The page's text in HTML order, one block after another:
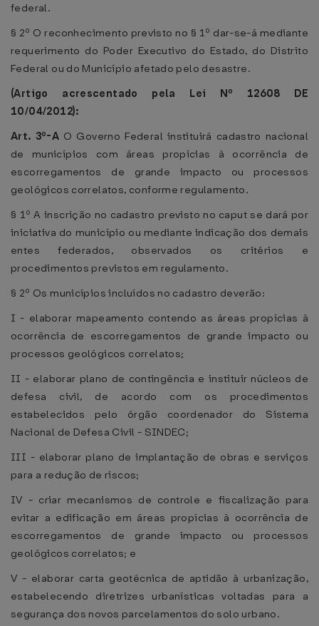
federal.
§ 2º O reconhecimento previsto no § 1º dar-se-á mediante
requerimento do Poder Executivo do Estado, do Distrito
Federal ou do Município afetado pelo desastre.
(Artigo acrescentado pela Lei Nº 12608 DE
10/04/2012):
Art. 3º-A O Governo Federal instituirá cadastro nacional
de municípios com áreas propícias à ocorrência de
escorregamentos de grande impacto ou processos
geológicos correlatos, conforme regulamento.
§ 1º A inscrição no cadastro previsto no caput se dará por
iniciativa do município ou mediante indicação dos demais
entes federados, observados os critérios e
procedimentos previstos em regulamento.
§ 2º Os municípios incluídos no cadastro deverão:
I - elaborar mapeamento contendo as áreas propícias à
ocorrência de escorregamentos de grande impacto ou
processos geológicos correlatos;
II - elaborar plano de contingência e instituir núcleos de
defesa civil, de acordo com os procedimentos
estabelecidos pelo órgão coordenador do Sistema
Nacional de Defesa Civil - SINDEC;
III - elaborar plano de implantação de obras e serviços
para a redução de riscos;
IV - criar mecanismos de controle e fiscalização para
evitar a edificação em áreas propícias à ocorrência de
escorregamentos de grande impacto ou processos
geológicos correlatos; e
V - elaborar carta geotécnica de aptidão à urbanização,
estabelecendo diretrizes urbanísticas voltadas para a
segurança dos novos parcelamentos do solo urbano.